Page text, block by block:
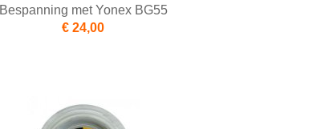
Bespanning met Yonex BG55
€ 24,00